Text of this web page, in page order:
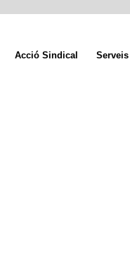
Acció Sindical Serveis